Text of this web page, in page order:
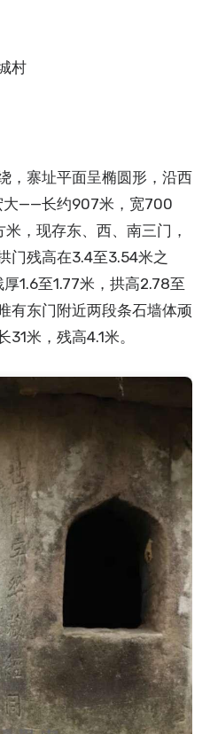
村
，寨址平面呈椭圆形，沿西
大——长约907米，宽700
，现存东、西、南三门，
门残高在3.4至3.54米之
1.6至1.77米，拱高2.78至
有东门附近两段条石墙体顽
米，残高4.1米。